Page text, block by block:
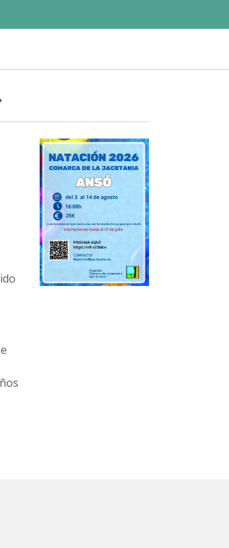
14 de agosto de 2024.